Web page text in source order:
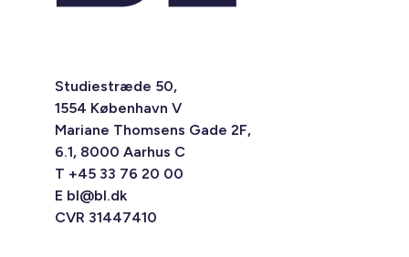
Studiestræde 50,
1554 København V
Mariane Thomsens Gade 2F,
6.1, 8000 Aarhus C
T +45 33 76 20 00
E bl@bl.dk
CVR 31447410